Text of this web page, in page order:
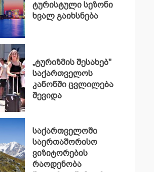
ტურისტული სეზონი
ხვალ გაიხსნება
„ტურიზმის შესახებ"
საქართველოს
კანონში ცვლილება
შევიდა
საქართველოში
საერთაშორისო
ვიზიტორების
რაოდენობა